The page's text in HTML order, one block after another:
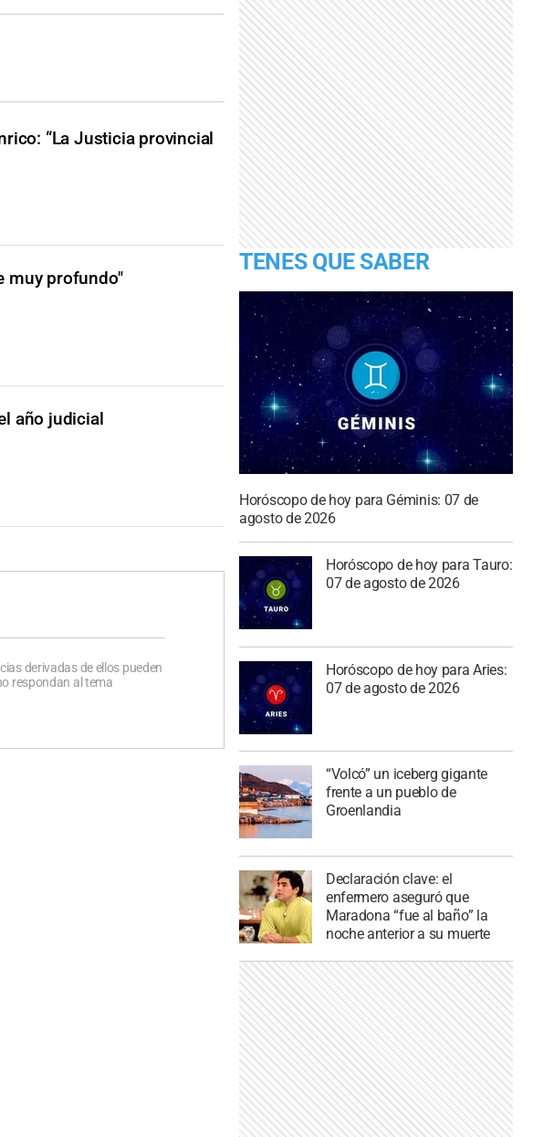
“La Justicia provincial
muy profundo"
año judicial
derivadas de ellos pueden
respondan al tema
TENES QUE SABER
Horóscopo de hoy para Géminis: 07 de
agosto de 2026
Horóscopo de hoy para Tauro:
07 de agosto de 2026
Horóscopo de hoy para Aries:
07 de agosto de 2026
“Volcó” un iceberg gigante
frente a un pueblo de
Groenlandia
Declaración clave: el
enfermero aseguró que
Maradona “fue al baño” la
noche anterior a su muerte